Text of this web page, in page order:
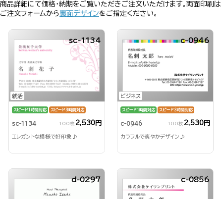
商品詳細にて価格・納期をご覧いただきご注文いただけます。両面印刷は
ご注文フォームから裏面デザインをご指定ください。
就活
sc-1134
スピード1時間対応 スピード3時間対応
sc-1134 100枚 2,530円
エレガントな模様で好印象♪
ビジネス
c-0946
スピード1時間対応 スピード3時間対応
c-0946 100枚 2,530円
カラフルで爽やかデザイン♪
d-0297 c-0856